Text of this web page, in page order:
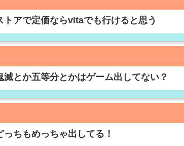
トアで定価ならvitaでも行けると思う
滅とか五等分とかはゲーム出してない？
っちもめっちゃ出してる！